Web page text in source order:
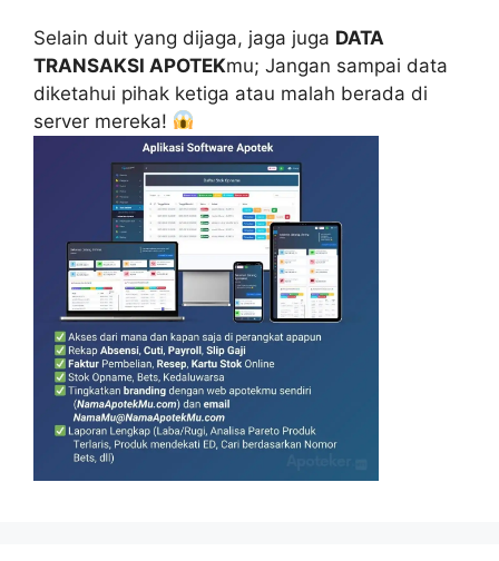
Selain duit yang dijaga, jaga juga DATA
TRANSAKSI APOTEKmu; Jangan sampai data
diketahui pihak ketiga atau malah berada di
server mereka!